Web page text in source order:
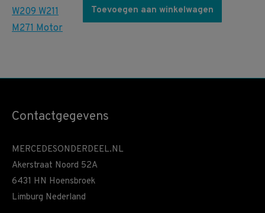
Toevoegen aan winkelwagen
Contactgegevens
MERCEDESONDERDEEL.NL
Akerstraat Noord 52A
6431 HN Hoensbroek
Limburg Nederland